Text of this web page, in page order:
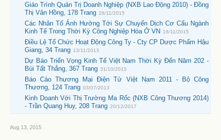
Giáo Trình Quản Trị Doanh Nghiệp (NXB Lao Động 2010) - Đồng
Thị Vân Hồng, 178 Trang 28/11/2015
Các Nhân Tố Ảnh Hưởng Tới Sự Chuyển Dịch Cơ Cấu Ngành
Kinh Tế Trong Thời Kỳ Công Nghiệp Hóa Ở VN
16/11/2015
Điều Lệ Tổ Chức Hoạt Động Công Ty - Cty CP Dược Phẩm Hậu
Giang, 34 Trang 13/11/2013
Dự Báo Triển Vọng Kinh Tế Việt Nam Thời Kỳ Đến Năm 202 -
Bùi Tất Thắng, 367 Trang 31/10/2015
Báo Cáo Thương Mại Điện Tử Việt Nam 2011 - Bộ Công
Thương, 124 Trang 03/07/2013
Kinh Doanh Với Thị Trường Ma Rốc (NXB Công Thương 2014)
- Trần Quang Huy, 208 Trang 20/12/2017
Aug 13, 2015